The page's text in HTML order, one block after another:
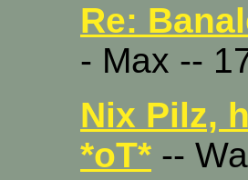
Re:
- Max --
Nix Pilz,
*oT* --